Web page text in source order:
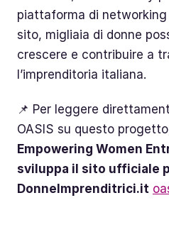
piattaforma di networking
sito, migliaia di donne
crescere e contribuire a
l’imprenditoria italiana.
📌 Per leggere
OASIS su questo
Empowering Women
sviluppa il sito ufficiale
DonneImprenditrici.it